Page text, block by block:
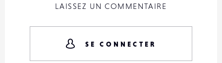
LAISSEZ UN COMMENTAIRE
SE CONNECTER